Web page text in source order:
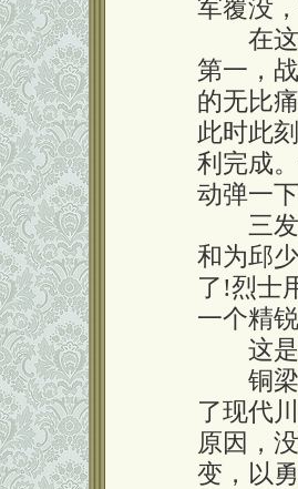
军覆没
在这
第一，
的无比
此时此
利完成
动弹一下
三发
和为邱
了!烈士
一个精
这是
铜梁
了现代
原因，
变，以